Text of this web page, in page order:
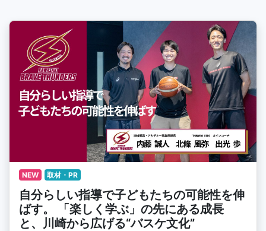
NEW 取材・PR
自分らしい指導で子どもたちの可能性を伸
ばす。 「楽しく学ぶ」の先にある成長
と、川崎から広げる“バスケ文化”